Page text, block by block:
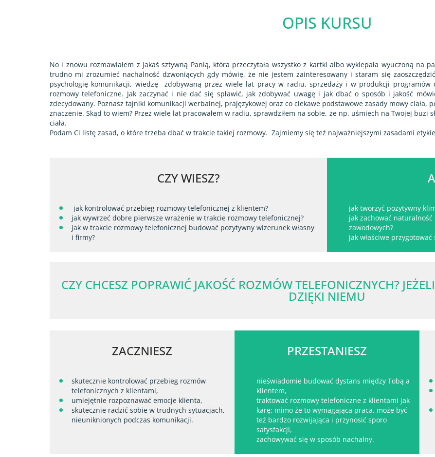
OPIS KURSU
No i znowu rozmawiałem z jakaś sztywną Panią, która przeczytała wszystko z kartki albo wyklepała wyuczoną na
trudno mi zrozumieć nachalność dzwoniących gdy mówię, że nie jestem zainteresowany i staram się
psychologię komunikacji, wiedzę
zdobywaną przez wiele lat pracy w radiu, sprzedaży i w produkcji programów
rozmowy telefoniczne. Jak zaczynać i nie dać się spławić, jak zdobywać uwagę i jak dbać o sposób i jakość
zdecydowany. Poznasz tajniki komunikacji werbalnej, prajęzykowej oraz co ciekawe podstawowe zasady mowy ciała,
znaczenie. Skąd to wiem? Przez wiele lat pracowałem w radiu, sprawdziłem na sobie, że np. uśmiech na Twojej buzi
ciała.
Podam Ci listę zasad, o które trzeba dbać w trakcie takiej rozmowy. Zajmiemy się też najważniejszymi zasadami
CZY WIESZ?
jak kontrolować przebieg rozmowy telefonicznej z klientem?
jak wywrzeć dobre pierwsze wrażenie w trakcie rozmowy telefonicznej?
jak w trakcie rozmowy telefonicznej budować pozytywny wizerunek własny
i firmy?
jak tworzyć pozytywny
jak zachować
zawodowych?
jak właściwe
CZY CHCESZ POPRAWIĆ JAKOŚĆ ROZMÓW TELEFONICZNYCH?
DZIĘKI NIEMU
ZACZNIESZ
skutecznie kontrolować przebieg rozmów
telefonicznych z klientami,
umiejętnie rozpoznawać emocje klienta,
skutecznie radzić sobie w trudnych sytuacjach,
nieuniknionych podczas komunikacji.
PRZESTANIESZ
nieświadomie budować dystans między Tobą a
klientem,
traktować rozmowy telefoniczne z klientami jak
karę: mimo że to wymagająca praca, może być
też bardzo rozwijająca i przynosić sporo
satysfakcji,
zachowywać się w sposób nachalny.